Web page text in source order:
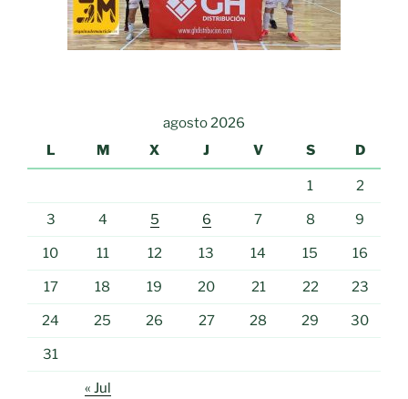
agosto 2026
L
M X J V S D
1 2
3 4 5 6 7 8 9
10 11 12 13 14 15 16
17 18 19 20 21 22 23
24 25 26 27 28 29 30
31
« Jul